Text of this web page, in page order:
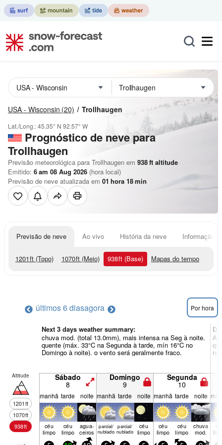
USA - Wisconsin (20) Trollhaugen
Lat./Long.:45.35° N 92.57° W
Prognóstico de neve para
Trollhaugen
Previsão meteorológica para Trollhaugen em 938ft altitude
Emitido: 6 am 08 Aug 2026 (hora local)
Previsão de neve atualizada em 01 hora 18min
Previsão de neve Ao vivo História da neve Informação
1201ft (Topo) 1070ft (Meio) 938ft (Base) Mapas do tempo
últimos 6 diasagora Por hora
Next 3 days weather summary:
chuva mod. (total 13.0mm), mais intensa na Seg à noite.
quente (máx. 33°C na Segunda à tarde, mín 16°C no
Domingo à noite). o vento será geralmente fraco.
Altitude
1201ft
1070ft
938ft
Sábado
8
Domingo
9
Segunda
10
manhã tarde noite manhã tarde noite manhã tarde noite
céu
limpo
céu
limpo
agua­
ceiros
parcial/
nublado
parcial/
nublado
céu
limpo
céu
limpo
céu
limpo
chuva
mod.